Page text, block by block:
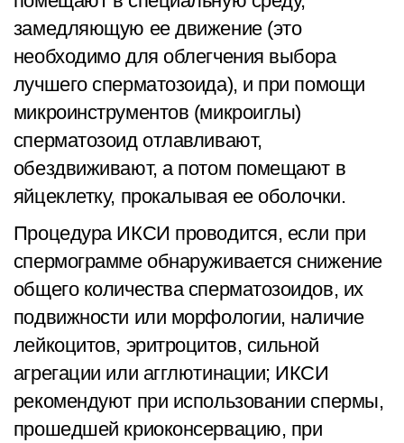
замедляющую ее движение (это
необходимо для облегчения выбора
лучшего сперматозоида), и при помощи
микроинструментов (микроиглы)
сперматозоид отлавливают,
обездвиживают, а потом помещают в
яйцеклетку, прокалывая ее оболочки.
Процедура ИКСИ проводится, если при
спермограмме обнаруживается снижение
общего количества сперматозоидов, их
подвижности или морфологии, наличие
лейкоцитов, эритроцитов, сильной
агрегации или агглютинации; ИКСИ
рекомендуют при использовании спермы,
прошедшей криоконсервацию, при